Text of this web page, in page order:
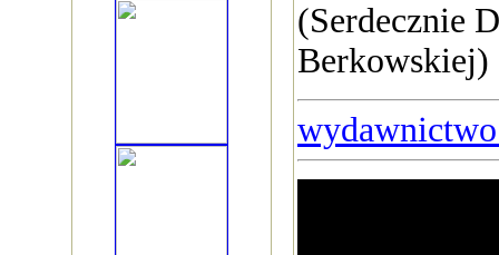
(Serdecznie
Berkowskiej)